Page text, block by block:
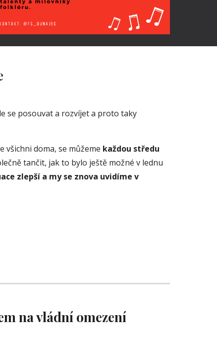
doma, se můžeme každou středu
tančit, jak to bylo ještě možné v lednu
zlepší a my se znova uvidíme v
na vládní omezení